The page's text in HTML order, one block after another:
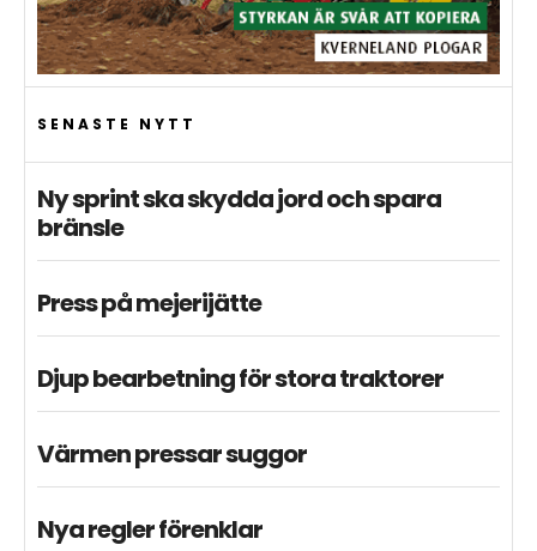
SENASTE NYTT
Ny sprint ska skydda jord och spara
bränsle
Press på mejerijätte
Djup bearbetning för stora traktorer
Värmen pressar suggor
Nya regler förenklar